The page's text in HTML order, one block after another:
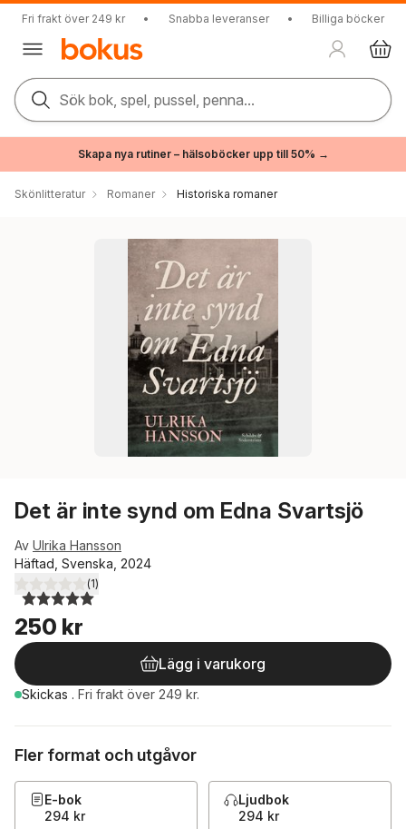
Fri frakt över 249 kr • Snabba leveranser • Billiga böcker
Sök bok, spel, pussel, penna...
Skapa nya rutiner – hälsoböcker upp till 50% →
Skönlitteratur Romaner Historiska romaner
Det är inte synd om Edna Svartsjö
Av Ulrika Hansson
Häftad, Svenska, 2024
5,0utav 5 stjärnor. Totalt antal röster:
(1)
250 kr
Lägg i varukorg
Skickas . Fri frakt över 249 kr.
Fler format och utgåvor
E-bok
294 kr
Ljudbok
294 kr